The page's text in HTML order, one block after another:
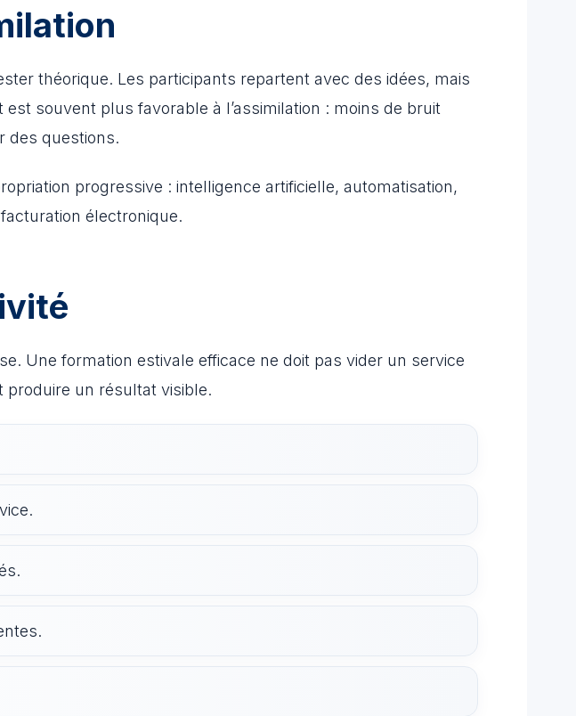
théorique. Les participants repartent avec des idées, mais
souvent plus favorable à l’assimilation : moins de bruit
des questions.
progressive : intelligence artificielle, automatisation,
électronique.
Une formation estivale efficace ne doit pas vider un service
produire un résultat visible.